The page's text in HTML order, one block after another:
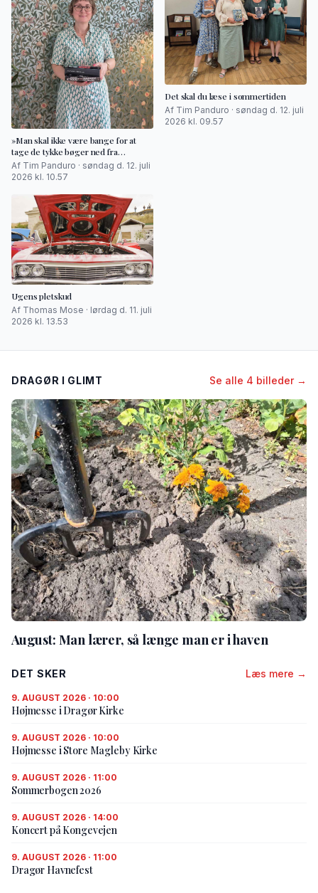
»Man skal ikke være bange for at
tage de tykke bøger ned fra
hylderne«
Af Tim Panduro · søndag d. 12. juli
2026 kl. 10.57
Det skal du læse i sommertiden
Af Tim Panduro · søndag d. 12. juli
2026 kl. 09.57
Ugens pletskud
Af Thomas Mose · lørdag d. 11. juli
2026 kl. 13.53
DRAGØR I GLIMT Se alle 4 billeder →
August: Man lærer, så længe man er i haven
DET SKER Læs mere →
9. AUGUST 2026 · 10:00
Højmesse i Dragør Kirke
9. AUGUST 2026 · 10:00
Højmesse i Store Magleby Kirke
9. AUGUST 2026 · 11:00
Sommerbogen 2026
9. AUGUST 2026 · 14:00
Koncert på Kongevejen
9. AUGUST 2026 · 11:00
Dragør Havnefest